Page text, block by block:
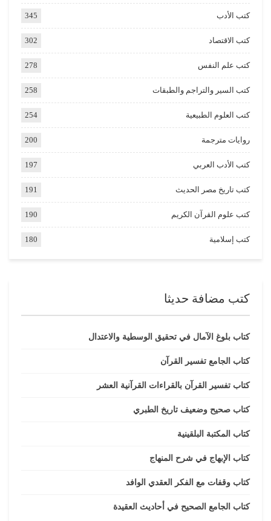
كتب الأدب 345
كتب الاقتصاد 302
كتب علم النفس 278
كتب السير والتراجم والطبقات 258
كتب العلوم الطبيعية 254
روايات مترجمة 200
كتب الأدب العربي 197
كتب تاريخ مصر الحديث 191
كتب علوم القرآن الكريم 190
كتب إسلامية 180
كتب مضافة حديثا
كتاب بلوغ الآمال في تحقيق الوسطية والاعتدال
كتاب الجامع تفسير القرآن
كتاب تفسير القرآن بالقراءات القرآنية العشر
كتاب صحيح وضعيف تاريخ الطبري
كتاب المكتبة البلقينية
كتاب الإبهاج في شرح المنهاج
كتاب وقفات مع الفكر العقدي الوافد
كتاب الجامع الصحيح في أحاديث العقيدة